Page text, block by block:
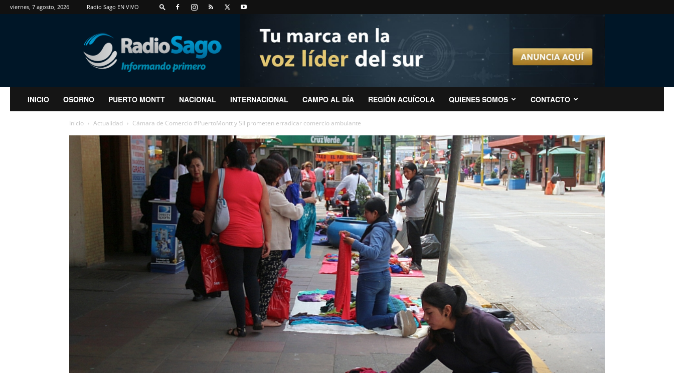
viernes, 7 agosto, 2026 Radio Sago EN VIVO
RadioSago
INICIO OSORNO PUERTO MONTT NACIONAL INTERNACIONAL CAMPO AL DÍA REGIÓN ACUÍCOLA QUIENES SOMOS CONTACTO
Inicio Actualidad Cámara de Comercio #PuertoMontt y SII prometen erradicar comercio ambulante